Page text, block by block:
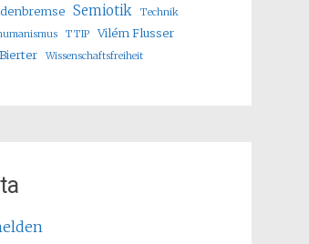
Semiotik
Technik
TTIP
Vilém Flusser
Wissenschaftsfreiheit